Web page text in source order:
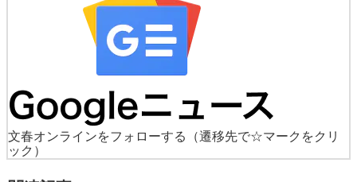
文春オンラインをフォローする
（遷移先で☆マークをクリ
ック）